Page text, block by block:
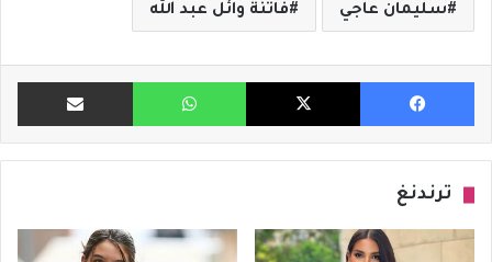
سليمان عاجي فاتنة وائل عبد الله
فيسبوك X واتساب مشاركة
ترندنغ